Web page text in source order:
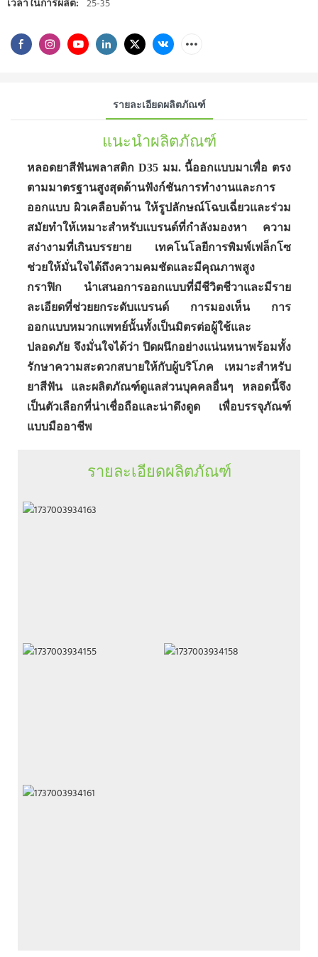
เวลาในการผลิต: 25-35
รายละเอียดผลิตภัณฑ์
แนะนำผลิตภัณฑ์
หลอดยาสีฟันพลาสติก D35 มม. นี้ออกแบบมาเพื่อ ตรง
ตามมาตรฐานสูงสุดด้านฟังก์ชันการทำงานและการ
ออกแบบ ผิวเคลือบด้าน ให้รูปลักษณ์โฉบเฉี่ยวและร่วม
สมัยทำให้เหมาะสำหรับแบรนด์ที่กำลังมองหา ความ
สง่างามที่เกินบรรยาย เทคโนโลยีการพิมพ์เฟล็กโซ
ช่วยให้มั่นใจได้ถึงความคมชัดและมีคุณภาพสูง
กราฟิก นำเสนอการออกแบบที่มีชีวิตชีวาและมีราย
ละเอียดที่ช่วยยกระดับแบรนด์ การมองเห็น การ
ออกแบบหมวกแพทย์นั้นทั้งเป็นมิตรต่อผู้ใช้และ
ปลอดภัย จึงมั่นใจได้ว่า ปิดผนึกอย่างแน่นหนาพร้อมทั้ง
รักษาความสะดวกสบายให้กับผู้บริโภค เหมาะสำหรับ
ยาสีฟัน และผลิตภัณฑ์ดูแลส่วนบุคคลอื่นๆ หลอดนี้จึง
เป็นตัวเลือกที่น่าเชื่อถือและน่าดึงดูด เพื่อบรรจุภัณฑ์
แบบมืออาชีพ
รายละเอียดผลิตภัณฑ์